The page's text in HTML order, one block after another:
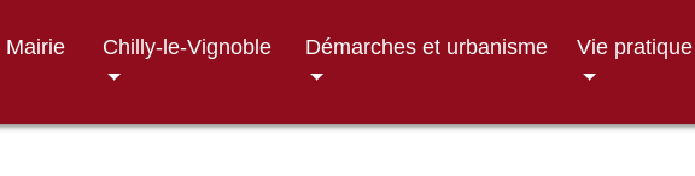
Mairie Chilly-le-Vignoble Démarches et urbanisme Vie pratique